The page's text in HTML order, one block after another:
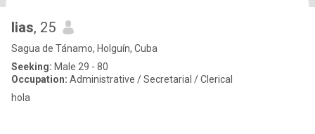
lias, 25
Sagua de Tánamo, Holguín, Cuba
Seeking: Male 29 - 80
Occupation: Administrative / Secretarial / Clerical
hola